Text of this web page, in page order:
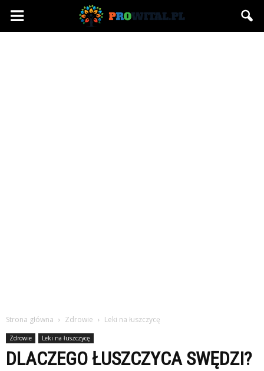
Prowital.pl
Strona główna Zdrowie Leki na łuszczycę
Zdrowie Leki na łuszczycę
DLACZEGO ŁUSZCZYCA SWĘDZI?